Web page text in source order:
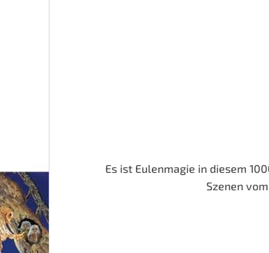
1500 StückEs ist Eulenmagie in diesem
Szenen